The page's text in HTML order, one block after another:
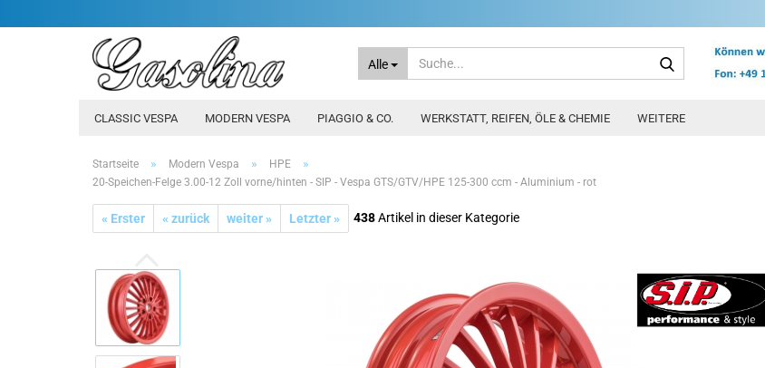
Alle
Suche...
CLASSIC VESPA MODERN VESPA PIAGGIO & CO. WERKSTATT, REIFEN, ÖLE & CHEMIE WEITERE
Startseite » Modern Vespa » HPE »
20-Speichen-Felge 3.00-12 Zoll vorne/hinten - SIP - Vespa GTS/GTV/HPE 125-300 ccm - Aluminium - rot
« Erster « zurück weiter » Letzter » 438Artikel in dieser Kategorie